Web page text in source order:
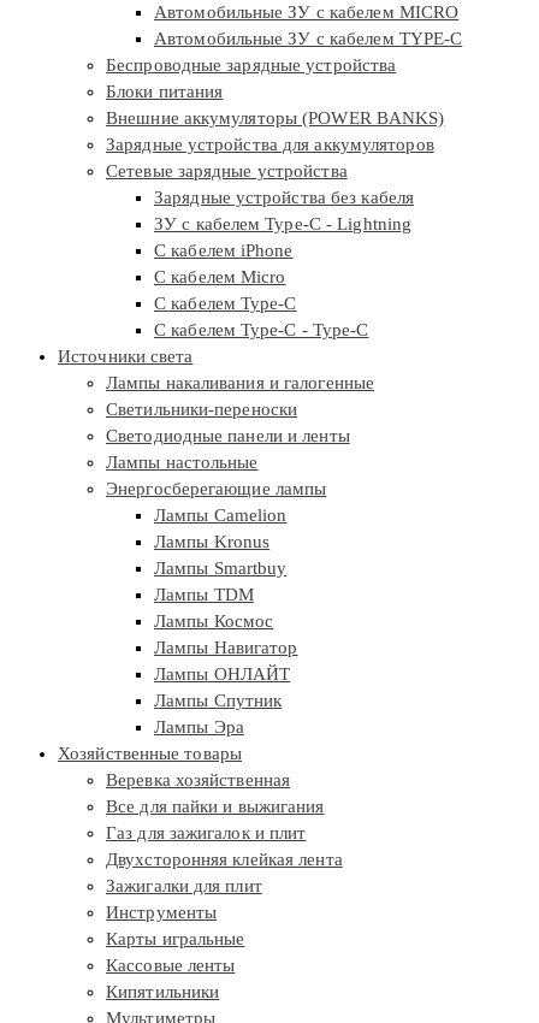
Автомобильные ЗУ с кабелем MICRO
Автомобильные ЗУ с кабелем TYPE-C
Беспроводные зарядные устройства
Блоки питания
Внешние аккумуляторы (POWER BANKS)
Зарядные устройства для аккумуляторов
Сетевые зарядные устройства
Зарядные устройства без кабеля
ЗУ с кабелем Type-C - Lightning
С кабелем iPhone
С кабелем Micro
С кабелем Type-C
С кабелем Type-C - Type-C
Источники света
Лампы накаливания и галогенные
Светильники-переноски
Светодиодные панели и ленты
Лампы настольные
Энергосберегающие лампы
Лампы Camelion
Лампы Kronus
Лампы Smartbuy
Лампы TDM
Лампы Космос
Лампы Навигатор
Лампы ОНЛАЙТ
Лампы Спутник
Лампы Эра
Хозяйственные товары
Веревка хозяйственная
Все для пайки и выжигания
Газ для зажигалок и плит
Двухсторонняя клейкая лента
Зажигалки для плит
Инструменты
Карты игральные
Кассовые ленты
Кипятильники
Мультиметры